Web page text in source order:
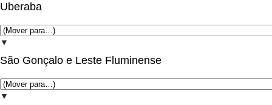
Uberaba
▼
São Gonçalo e Leste Fluminense
▼